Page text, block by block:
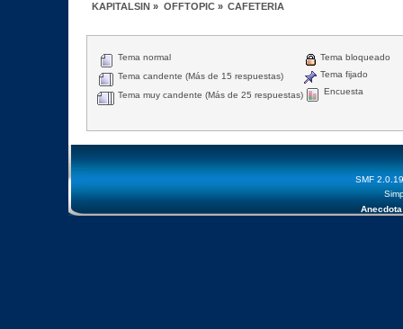
KAPITALSIN » OFFTOPIC» CAFETERIA
Tema normal
Tema candente (Más de 15 respuestas)
Tema muy candente (Más de 25 respuestas)
Tema bloqueado
Tema fijado
Encuesta
SMF 2.0.19
Anecdota